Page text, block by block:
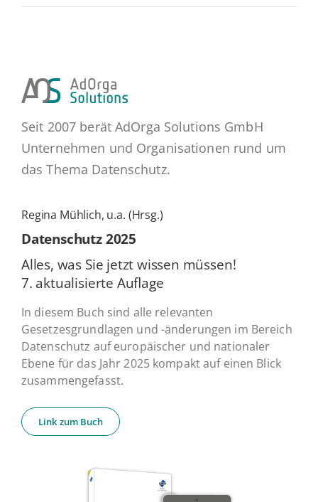
Seit 2007 berät AdOrga Solutions GmbH
Unternehmen und Organisationen rund um
das Thema Datenschutz.
Regina Mühlich, u.a. (Hrsg.)
Daten­schutz 2025
Alles, was Sie jetzt wissen müssen!
7. ak­tua­li­sier­te Auflage
In diesem Buch sind alle relevanten
Gesetzesgrundlagen und -änderungen im Bereich
Datenschutz auf europäischer und nationaler
Ebene für das Jahr 2025 kompakt auf einen Blick
zusammengefasst.
Link zum Buch